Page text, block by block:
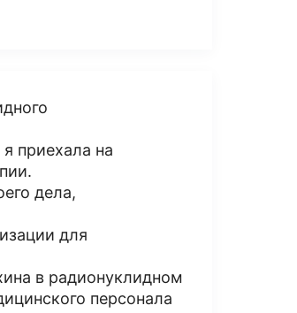
приехала на
дела,
для
в радионуклидном
персонала